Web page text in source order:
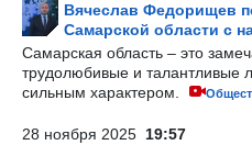
Вячеслав Федорищев
Самарской области с
Самарская область – это
трудолюбивые и талантливые
сильным характером.
28 ноября 2025 19:57